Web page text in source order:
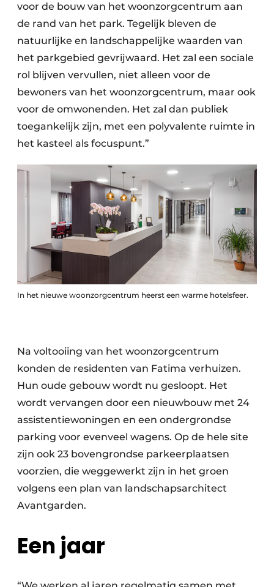
voor de bouw van het woonzorgcentrum aan
de rand van het park. Tegelijk bleven de
natuurlijke en landschappelijke waarden van
het parkgebied gevrijwaard. Het zal een sociale
rol blijven vervullen, niet alleen voor de
bewoners van het woonzorgcentrum, maar ook
voor de omwonenden. Het zal dan publiek
toegankelijk zijn, met een polyvalente ruimte in
het kasteel als focuspunt.”
In het nieuwe woonzorgcentrum heerst een warme hotelsfeer.
Na voltooiing van het woonzorgcentrum
konden de residenten van Fatima verhuizen.
Hun oude gebouw wordt nu gesloopt. Het
wordt vervangen door een nieuwbouw met 24
assistentiewoningen en een ondergrondse
parking voor evenveel wagens. Op de hele site
zijn ook 23 bovengrondse parkeerplaatsen
voorzien, die weggewerkt zijn in het groen
volgens een plan van landschapsarchitect
Avantgarden.
Een jaar